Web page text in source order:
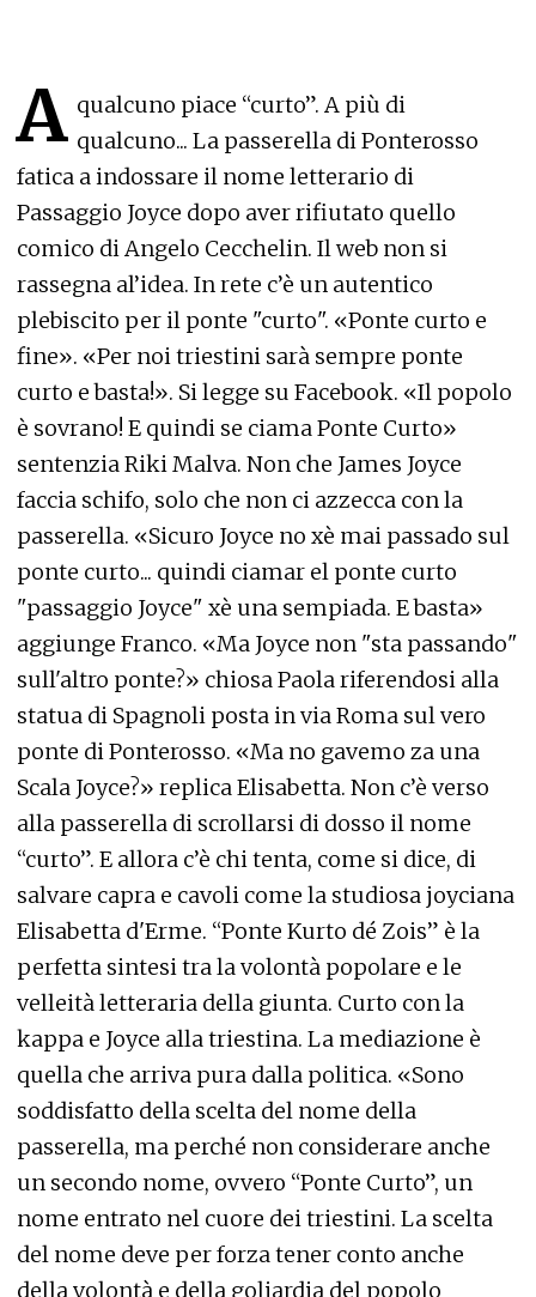
A qualcuno piace “curto”. A più di
qualcuno... La passerella di Ponterosso
fatica a indossare il nome letterario di
Passaggio Joyce dopo aver rifiutato quello
comico di Angelo Cecchelin. Il web non si
rassegna al’idea. In rete c’è un autentico
plebiscito per il ponte "curto". «Ponte curto e
fine». «Per noi triestini sarà sempre ponte
curto e basta!». Si legge su Facebook. «Il popolo
è sovrano! E quindi se ciama Ponte Curto»
sentenzia Riki Malva. Non che James Joyce
faccia schifo, solo che non ci azzecca con la
passerella. «Sicuro Joyce no xè mai passado sul
ponte curto... quindi ciamar el ponte curto
"passaggio Joyce" xè una sempiada. E basta»
aggiunge Franco. «Ma Joyce non "sta passando"
sull'altro ponte?» chiosa Paola riferendosi alla
statua di Spagnoli posta in via Roma sul vero
ponte di Ponterosso. «Ma no gavemo za una
Scala Joyce?» replica Elisabetta. Non c’è verso
alla passerella di scrollarsi di dosso il nome
“curto”. E allora c’è chi tenta, come si dice, di
salvare capra e cavoli come la studiosa joyciana
Elisabetta d'Erme. “Ponte Kurto dé Zois” è la
perfetta sintesi tra la volontà popolare e le
velleità letteraria della giunta. Curto con la
kappa e Joyce alla triestina. La mediazione è
quella che arriva pura dalla politica. «Sono
soddisfatto della scelta del nome della
passerella, ma perché non considerare anche
un secondo nome, ovvero “Ponte Curto”, un
nome entrato nel cuore dei triestini. La scelta
del nome deve per forza tener conto anche
della volontà e della goliardia del popolo